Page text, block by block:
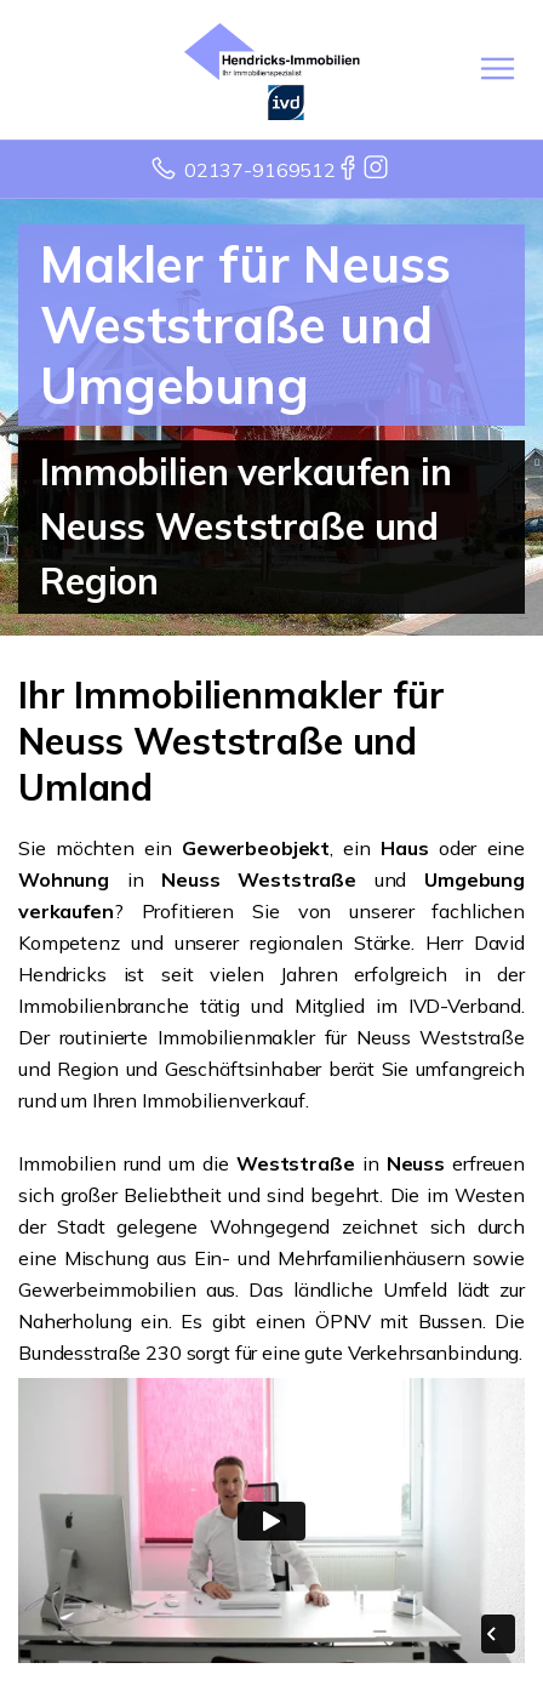
02137-9169512
Makler für Neuss
Weststraße und
Umgebung
Immobilien verkaufen in
Neuss Weststraße und
Region
Ihr Immobilienmakler für
Neuss Weststraße und
Umland
Sie möchten ein Gewerbeobjekt, ein Haus oder eine
Wohnung in Neuss Weststraße und Umgebung
verkaufen? Profitieren Sie von unserer fachlichen
Kompetenz und unserer regionalen Stärke. Herr David
Hendricks ist seit vielen Jahren erfolgreich in der
Immobilienbranche tätig und Mitglied im IVD-Verband.
Der routinierte Immobilienmakler für Neuss Weststraße
und Region und Geschäftsinhaber berät Sie umfangreich
rund um Ihren Immobilienverkauf.
Immobilien rund um dieWeststraße in Neusserfreuen
sich großer Beliebtheit und sind begehrt. Die im Westen
der Stadt gelegene Wohngegend zeichnet sich durch
eine Mischung aus Ein- und Mehrfamilienhäusern sowie
Gewerbeimmobilien aus. Das ländliche Umfeld lädt zur
Naherholung ein. Es gibt einen ÖPNV mit Bussen. Die
Bundesstraße 230 sorgt für eine gute Verkehrsanbindung.